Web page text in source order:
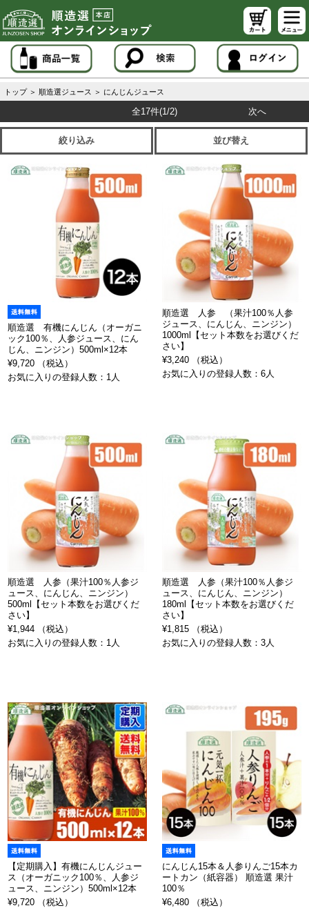
トップ ＞ 順造選ジュース ＞ にんじんジュース
全17件(1/2) 次へ
絞り込み 並び替え
順造選 有機にんじん（オーガニ
ック100％、人参ジュース、にん
じん、ニンジン）500ml×12本
¥9,720 （税込）
お気に入りの登録人数：1人
順造選 人参 （果汁100％人参
ジュース、にんじん、ニンジン）
1000ml【セット本数をお選びくだ
さい】
¥3,240 （税込）
お気に入りの登録人数：6人
順造選 人参（果汁100％人参ジ
ュース、にんじん、ニンジン）
500ml【セット本数をお選びくだ
さい】
¥1,944 （税込）
お気に入りの登録人数：1人
順造選 人参（果汁100％人参ジ
ュース、にんじん、ニンジン）
180ml【セット本数をお選びくだ
さい】
¥1,815 （税込）
お気に入りの登録人数：3人
【定期購入】有機にんじんジュー
ス（オーガニック100％、人参ジ
ュース、ニンジン）500ml×12本
¥9,720 （税込）
にんじん15本＆人参りんご15本カ
ートカン（紙容器） 順造選 果汁
100％
¥6,480 （税込）